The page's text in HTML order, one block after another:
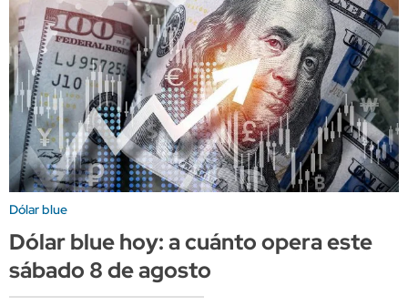
Dólar blue
Dólar blue hoy: a cuánto opera este
sábado 8 de agosto